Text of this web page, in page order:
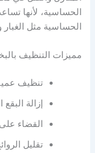
الحساسية، لأنها
الحساسية مثل
مميزات التنظيف
تنظيف
إزالة البقع
القضاء
تقليل